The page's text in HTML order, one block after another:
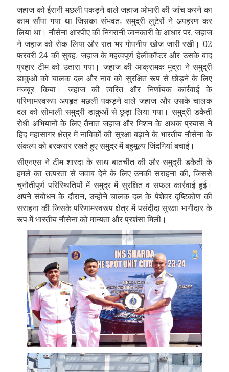
जहाज को ईरानी मछली पकड़ने वाले जहाज ओमारी की जांच करने का
काम सौंपा गया था जिसका संभवतः समुद्री लुटेरों ने अपहरण कर
लिया था। नौसेना आरपीए की निगरानी जानकारी के आधार पर,जहाज
ने जहाज को रोक लिया और रात भर गोपनीय खोज जारी रखी। 02
फरवरी 24 की सुबह,जहाज के महत्‍वपूर्ण हेलीकॉप्‍टर और उसके बाद
प्रहार टीम को उतारा गया। जहाज की आक्रामक मुद्रा ने समुद्री
डाकुओं को चालक दल और नाव को सुरक्षित रूप से छोड़ने के लिए
मजबूर किया। जहाज की त्वरित और निर्णायक कार्रवाई के
परिणामस्वरूप अपहृत मछली पकड़ने वाले जहाज और उसके चालक
दल को सोमाली समुद्री डाकुओं से छुड़ा लिया गया। समुद्री डकैती
रोधी अभियानों के लिए तैनात जहाज और मिशन के अथक प्रयास ने
हिंद महासागर क्षेत्र में नाविकों की सुरक्षा बढ़ाने के भारतीय नौसेना के
संकल्प को बरकरार रखते हुए समुद्र में बहुमूल्य जिंदगियां बचाईं।
सीएनएस ने टीम शारदा के साथ बातचीत की और समुद्री डकैती के
हमले का तत्परता से जवाब देने के लिए उनकी सराहना की,जिससे
चुनौतीपूर्ण परिस्थितियों में समुद्र में सुरक्षित व सफल कार्रवाई हुई।
अपने संबोधन के दौरान,उन्होंने चालक दल के पेशेवर दृष्टिकोण की
सराहना की जिसके परिणामस्वरूप क्षेत्र में पसंदीदा सुरक्षा भागीदार के
रूप में भारतीय नौसेना को मान्यता और प्रशंसा मिली।